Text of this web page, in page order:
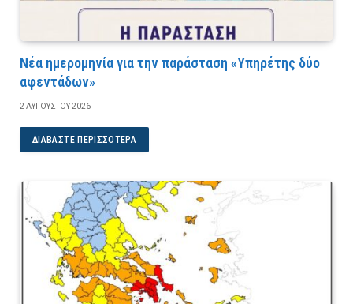
Νέα ημερομηνία για την παράσταση «Υπηρέτης δύο
αφεντάδων»
2 ΑΥΓΟΎΣΤΟΥ 2026
ΔΙΑΒΆΣΤΕ ΠΕΡΙΣΣΌΤΕΡΑ